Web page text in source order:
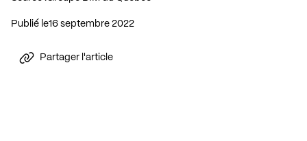
Publié le 16 septembre 2022
Partager l'article